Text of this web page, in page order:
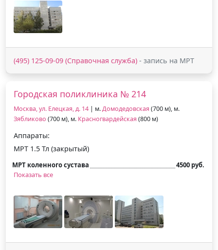
(495) 125-09-09 (Справочная служба) - запись на МРТ
Городская поликлиника № 214
Москва, ул. Елецкая, д. 14 | м.Домодедовская (700 м), м.
Зябликово (700 м), м. Красногвардейская (800 м)
Аппараты:
МРТ 1.5 Тл (закрытый)
МРТ коленного сустава
4500 руб.
Показать все